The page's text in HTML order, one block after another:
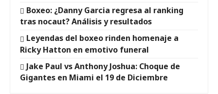
Boxeo: ¿Danny Garcia regresa al ranking
tras nocaut? Análisis y resultados
Leyendas del boxeo rinden homenaje a
Ricky Hatton en emotivo funeral
Jake Paul vs Anthony Joshua: Choque de
Gigantes en Miami el 19 de Diciembre